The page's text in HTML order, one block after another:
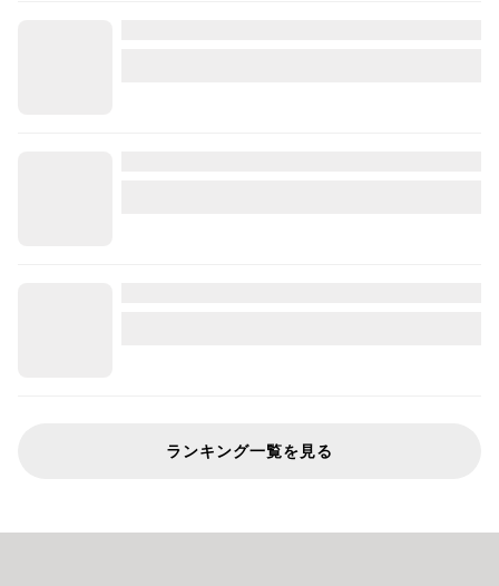
ランキング一覧を見る